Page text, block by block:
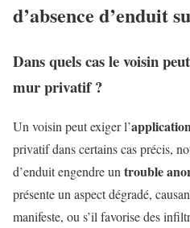
d’absence d’enduit
Dans quels cas le voisin
mur privatif ?
Un voisin peut exiger l’
privatif dans certains cas précis,
d’enduit engendre un trouble
présente un aspect dégradé,
manifeste, ou s’il favorise des